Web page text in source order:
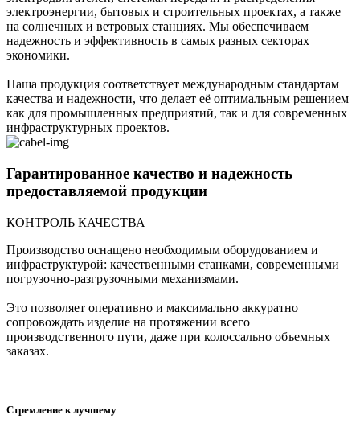
электроэнергии, бытовых и строительных проектах, а также
на солнечных и ветровых станциях. Мы обеспечиваем
надежность и эффективность в самых разных секторах
экономики.
Наша продукция соответствует международным стандартам
качества и надежности, что делает её оптимальным решением
как для промышленных предприятий, так и для современных
инфраструктурных проектов.
Гарантированное качество и надежность
предоставляемой продукции
КОНТРОЛЬ КАЧЕСТВА
Производство оснащено необходимым оборудованием и
инфраструктурой: качественными станками, современными
погрузочно-разгрузочными механизмами.
Это позволяет оперативно и максимально аккуратно
сопровождать изделие на протяжении всего
производственного пути, даже при колоссально объемных
заказах.
Стремление к лучшему